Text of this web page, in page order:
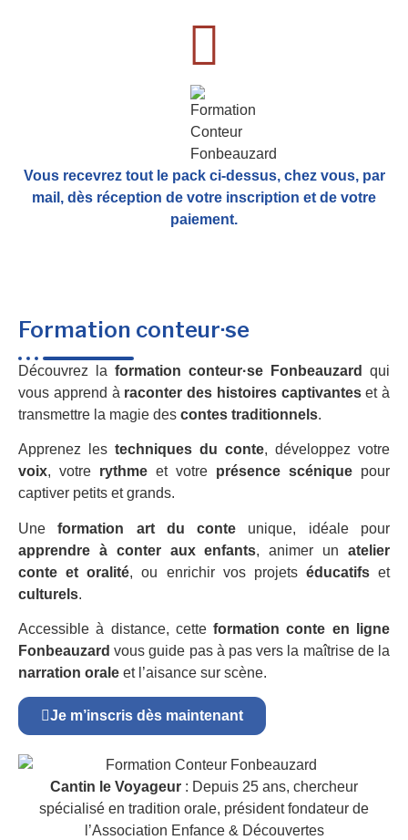
Vous recevrez tout le pack ci-dessus, chez vous, par
mail, dès réception de votre inscription et de votre
paiement.
Formation conteur·se
Découvrez la formation conteur·se Fonbeauzard
qui
vous apprend à raconter des histoires captivanteset à
transmettre la magie des contes traditionnels.
Apprenez les techniques du conte, développez votre
voix, votre rythme et votre présence scénique pour
captiver petits et grands.
Uneformation art du conte unique, idéale pour
apprendre à conter aux enfants, animer unatelier
conte et oralité, ou enrichir vos projets éducatifset
culturels.
Accessible à distance, cetteformation conte en ligne
Fonbeauzard vous guide pas à pas vers la maîtrise de la
narration orale et l’aisance sur scène.
Je m’inscris dès maintenant
Cantin le Voyageur : Depuis 25 ans, chercheur
spécialisé en tradition orale, président fondateur de
l’Association Enfance & Découvertes